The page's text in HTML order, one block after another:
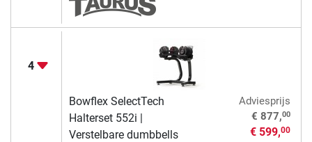
4
Bowflex SelectTech
Halterset 552i |
Verstelbare dumbbells
Adviesprijs
€ 877,00
€ 599,00